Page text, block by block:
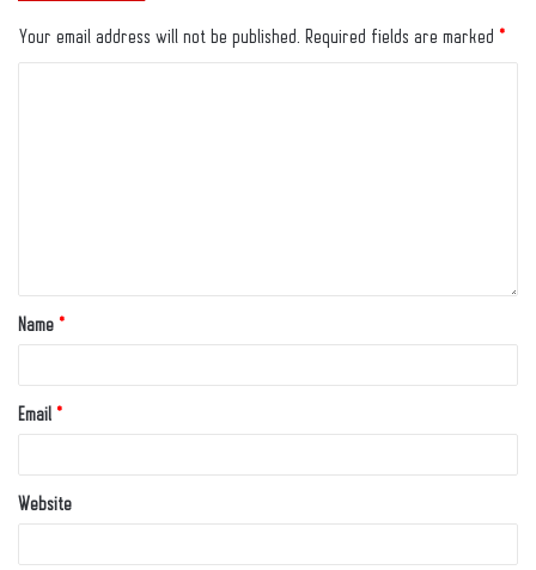
Your email address will not be published. Required fields are marked *
Name *
Email *
Website